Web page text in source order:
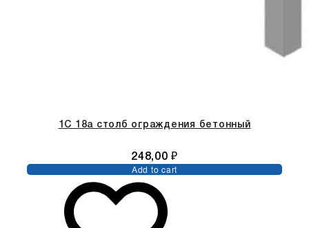
1С 18а столб ограждения бетонный
248,00₽
Add to cart